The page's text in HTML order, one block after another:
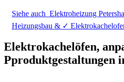
Siehe auch Elektroheizung
Heizungsbau & ✓
Elektrokachelöfen,
Pproduktgestaltungen